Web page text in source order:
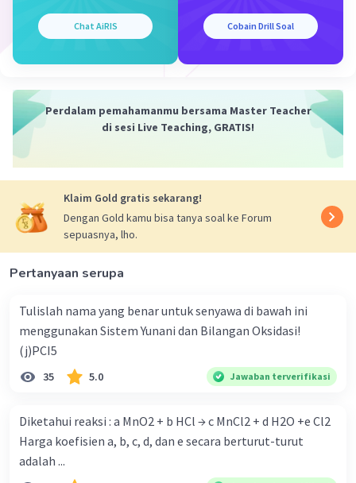
Ksp Zn(OH)₂ = 4s³
▪︎persamaan Ksp
Ksp Zn(OH)₂ = 4s³
Chat AiRIS Cobain Drill Soal
Perdalam pemahamanmu bersama Master Teacher
di sesi Live Teaching, GRATIS!
Klaim Gold gratis sekarang!
Dengan Gold kamu bisa tanya soal ke Forum
sepuasnya, lho.
Pertanyaan serupa
Tulislah nama yang benar untuk senyawa di bawah ini
menggunakan Sistem Yunani dan Bilangan Oksidasi!
(j)PCI5
35 5.0 Jawaban terverifikasi
Diketahui reaksi : a MnO2 + b HCl → c MnCl2 + d H2O +e Cl2
Harga koefisien a, b, c, d, dan e secara berturut-turut
adalah ...